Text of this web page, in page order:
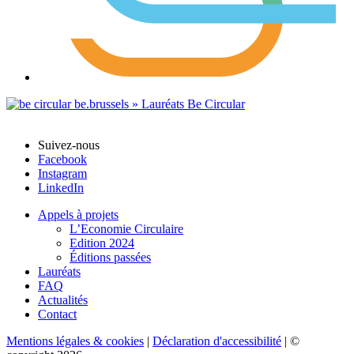
Suivez-nous
Facebook
Instagram
LinkedIn
Appels à projets
L’Economie Circulaire
Edition 2024
Éditions passées
Lauréats
FAQ
Actualités
Contact
Mentions légales & cookies | Déclaration d'accessibilité | ©